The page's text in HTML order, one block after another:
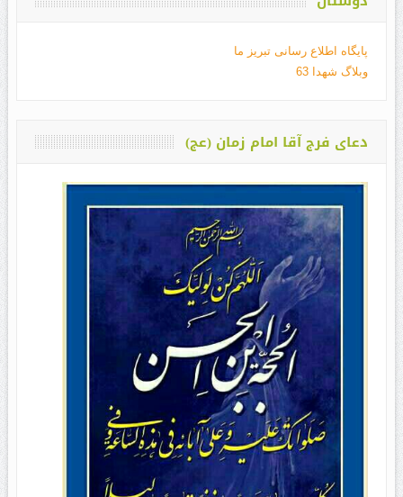
پایگاه اطلاع رسانی تبریز ما
وبلاگ شهدا 63
دعای فرج آقا امام زمان (عج)